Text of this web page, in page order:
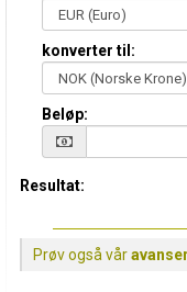
konverter til:
Beløp:
Resultat:
Prøv også vår